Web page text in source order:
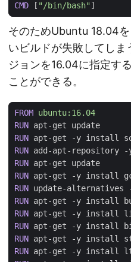
CMD
[ "/bin/bash"]
そのためUbuntu 18.04
いビルドが失敗してし
ジョンを16.04に指定す
ことができる。
FROM ubuntu:16.04
RUN apt-get update
RUN apt-get -y install
RUN add-apt-repository -
RUN apt-get update
RUN apt-get -y install
RUN update-
RUN apt-get -y install
RUN apt-get -y install
RUN apt-get -y install
RUN apt-get -y install
RUN apt-get -y install